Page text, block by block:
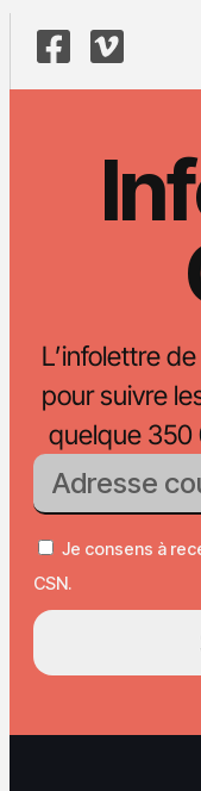
L’infolettre
pour suivre
quelque 350
Je consens à
CSN.